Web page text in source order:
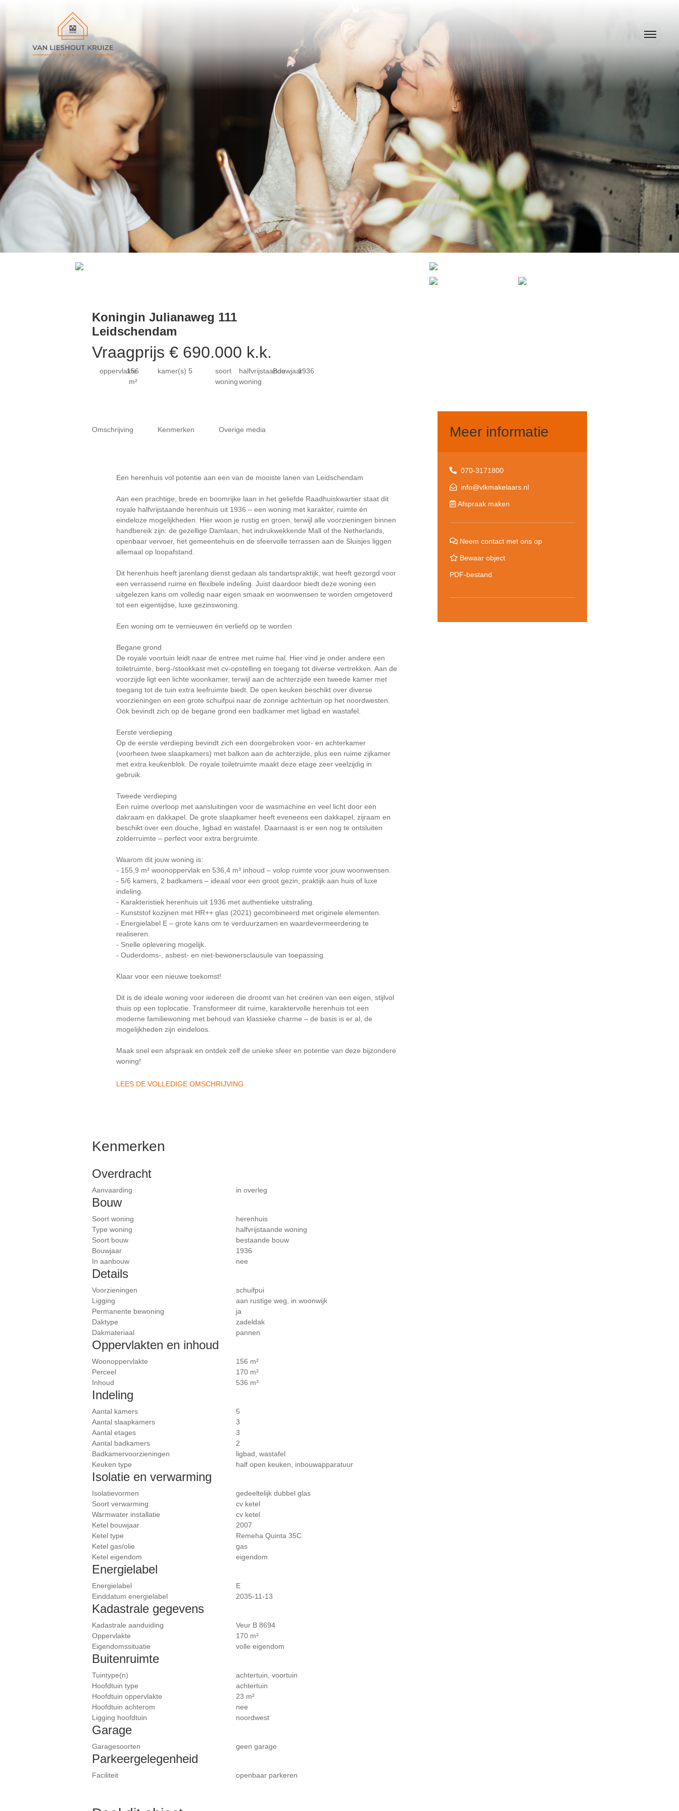
Koningin Julianaweg 111
Leidschendam
Vraagprijs € 690.000 k.k.
oppervlakte
156
m²
kamer(s) 5
soort
woning
halfvrijstaande
woning
Bouwjaar1936
Omschrijving Kenmerken Overige media
Een herenhuis vol potentie aan een van de mooiste lanen van Leidschendam
Aan een prachtige, brede en boomrijke laan in het geliefde Raadhuiskwartier staat dit
royale halfvrijstaande herenhuis uit 1936 – een woning met karakter, ruimte én
eindeloze mogelijkheden. Hier woon je rustig en groen, terwijl alle voorzieningen binnen
handbereik zijn: de gezellige Damlaan, het indrukwekkende Mall of the Netherlands,
openbaar vervoer, het gemeentehuis en de sfeervolle terrassen aan de Sluisjes liggen
allemaal op loopafstand.
Dit herenhuis heeft jarenlang dienst gedaan als tandartspraktijk, wat heeft gezorgd voor
een verrassend ruime en flexibele indeling. Juist daardoor biedt deze woning een
uitgelezen kans om volledig naar eigen smaak en woonwensen te worden omgetoverd
tot een eigentijdse, luxe gezinswoning.
Een woning om te vernieuwen én verliefd op te worden
Begane grond
De royale voortuin leidt naar de entree met ruime hal. Hier vind je onder andere een
toiletruimte, berg-/stookkast met cv-opstelling en toegang tot diverse vertrekken. Aan de
voorzijde ligt een lichte woonkamer, terwijl aan de achterzijde een tweede kamer met
toegang tot de tuin extra leefruimte biedt. De open keuken beschikt over diverse
voorzieningen en een grote schuifpui naar de zonnige achtertuin op het noordwesten.
Ook bevindt zich op de begane grond een badkamer met ligbad en wastafel.
Eerste verdieping
Op de eerste verdieping bevindt zich een doorgebroken voor- en achterkamer
(voorheen twee slaapkamers) met balkon aan de achterzijde, plus een ruime zijkamer
met extra keukenblok. De royale toiletruimte maakt deze etage zeer veelzijdig in
gebruik.
Tweede verdieping
Een ruime overloop met aansluitingen voor de wasmachine en veel licht door een
dakraam en dakkapel. De grote slaapkamer heeft eveneens een dakkapel, zijraam en
beschikt over een douche, ligbad en wastafel. Daarnaast is er een nog te ontsluiten
zolderruimte – perfect voor extra bergruimte.
Waarom dit jouw woning is:
- 155,9 m² woonoppervlak en 536,4 m³ inhoud – volop ruimte voor jouw woonwensen.
- 5/6 kamers, 2 badkamers – ideaal voor een groot gezin, praktijk aan huis of luxe
indeling.
- Karakteristiek herenhuis uit 1936 met authentieke uitstraling.
- Kunststof kozijnen met HR++ glas (2021) gecombineerd met originele elementen.
- Energielabel E – grote kans om te verduurzamen en waardevermeerdering te
realiseren.
- Snelle oplevering mogelijk.
- Ouderdoms-, asbest- en niet-bewonersclausule van toepassing.
Klaar voor een nieuwe toekomst!
Dit is de ideale woning voor iedereen die droomt van het creëren van een eigen, stijlvol
thuis op een toplocatie. Transformeer dit ruime, karaktervolle herenhuis tot een
moderne familiewoning met behoud van klassieke charme – de basis is er al, de
mogelijkheden zijn eindeloos.
Maak snel een afspraak en ontdek zelf de unieke sfeer en potentie van deze bijzondere
woning!
LEES DE VOLLEDIGE OMSCHRIJVING
Kenmerken
Overdracht
Aanvaarding in overleg
Bouw
Soort woning
herenhuis
Type woning
halfvrijstaande woning
Soort bouw
bestaande bouw
Bouwjaar
1936
In aanbouw
nee
Details
Voorzieningen
schuifpui
Ligging
aan rustige weg, in woonwijk
Permanente bewoning
ja
Daktype
zadeldak
Dakmateriaal
pannen
Oppervlakten en inhoud
Woonoppervlakte
156 m²
Perceel
170 m²
Inhoud
536 m³
Indeling
Aantal kamers
5
Aantal slaapkamers
3
Aantal etages
3
Aantal badkamers
2
Badkamervoorzieningen
ligbad, wastafel
Keuken type
half open keuken, inbouwapparatuur
Isolatie en verwarming
Isolatievormen
gedeeltelijk dubbel glas
Soort verwarming
cv ketel
Warmwater installatie
cv ketel
Ketel bouwjaar
2007
Ketel type
Remeha Quinta 35C
Ketel gas/olie
gas
Ketel eigendom
eigendom
Energielabel
Energielabel
E
Einddatum energielabel
2035-11-13
Kadastrale gegevens
Kadastrale aanduiding
Veur B 8694
Oppervlakte
170 m²
Eigendomssituatie
volle eigendom
Buitenruimte
Tuintype(n)
achtertuin, voortuin
Hoofdtuin type
achtertuin
Hoofdtuin oppervlakte
23 m²
Hoofdtuin achterom
nee
Ligging hoofdtuin
noordwest
Garage
Garagesoorten geen garage
Parkeergelegenheid
Faciliteit openbaar parkeren
Meer informatie
070-3171800
info@vlkmakelaars.nl
Afspraak maken
Neem contact met ons op
Bewaar object
PDF-bestand